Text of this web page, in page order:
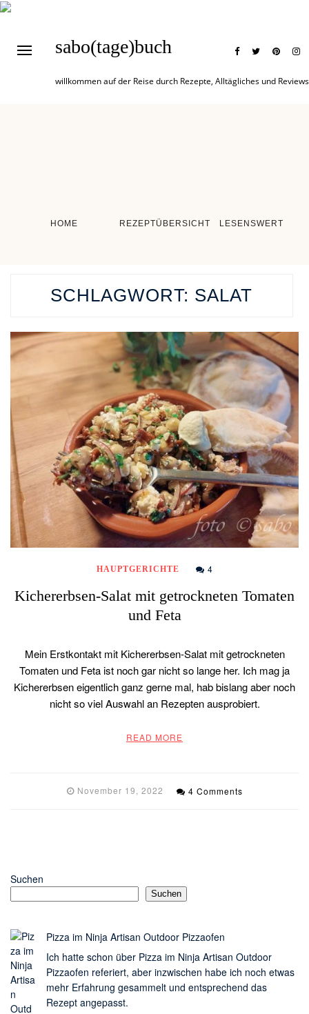
sabo(tage)buch
willkommen auf der Reise durch Rezepte, Alltägliches und Reviews
HOME REZEPTÜBERSICHT LESENSWERT
SCHLAGWORT: SALAT
HAUPTGERICHTE 4
Kichererbsen-Salat mit getrockneten Tomaten
und Feta
Mein Erstkontakt mit Kichererbsen-Salat mit getrockneten
Tomaten und Feta ist noch gar nicht so lange her. Ich mag ja
Kichererbsen eigentlich ganz gerne mal, hab bislang aber noch
nicht so viel Auswahl an Rezepten ausprobiert.
READ MORE
November 19, 2022 4 Comments
Suchen
Suchen
Pizza im Ninja Artisan Outdoor Pizzaofen
Ich hatte schon über Pizza im Ninja Artisan Outdoor
Pizzaofen referiert, aber inzwischen habe ich noch etwas
mehr Erfahrung gesammelt und entsprechend das
Rezept angepasst.